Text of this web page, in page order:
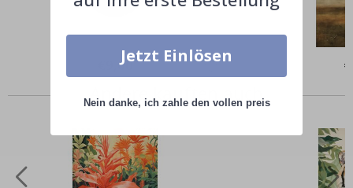
Special
€9,00
Andere kauften auch
Jetzt Einlösen
Nein danke, ich zahle den vollen preis